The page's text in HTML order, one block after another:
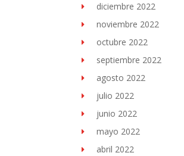
diciembre 2022
noviembre 2022
octubre 2022
septiembre 2022
agosto 2022
julio 2022
junio 2022
mayo 2022
abril 2022